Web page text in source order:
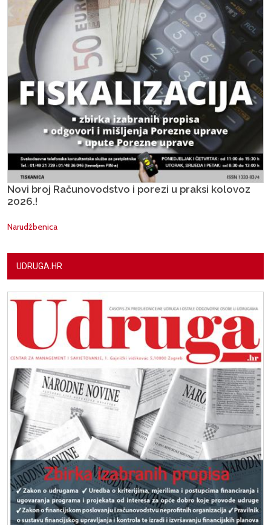
Novi broj Računovodstvo i porezi u praksi kolovoz
2026.!
Narudžbenica
UDRUGA.HR